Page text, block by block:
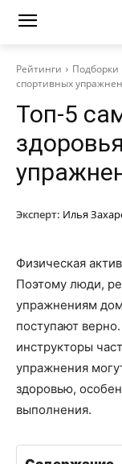
Рейтинги Подборки
спортивных
Топ-5
Эксперт: Илья
Физическая
Поэтому люди,
упражнениям
поступают
инструкторы
упражнения
здоровью,
выполнения.